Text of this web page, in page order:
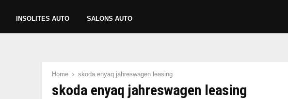
INSOLITES AUTO SALONS AUTO
Home skoda enyaq jahreswagen leasing
skoda enyaq jahreswagen leasing